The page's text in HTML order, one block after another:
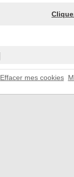
Effacer mes cookies